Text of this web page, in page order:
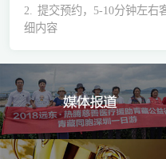
2.
提交预约，5-10分钟左右
细内容